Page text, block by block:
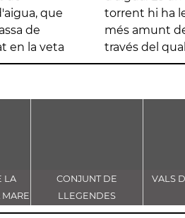
que
de
en la veta
metres
a
través del
LA
CONJUNT DE
LLEGENDES
VINCULADES AL CAMÍ
VALS